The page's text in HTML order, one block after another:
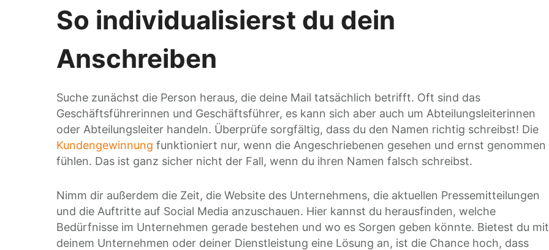
So individualisierst du dein
Anschreiben
Suche zunächst die Person heraus, die deine Mail tatsächlich betrifft. Oft sind das
Geschäftsführerinnen und Geschäftsführer, es kann sich aber auch um Abteilungsleiterinnen
oder Abteilungsleiter handeln. Überprüfe sorgfältig, dass du den Namen richtig schreibst! Die
Kundengewinnung funktioniert nur, wenn die Angeschriebenen gesehen und ernst genommen
fühlen. Das ist ganz sicher nicht der Fall, wenn du ihren Namen falsch schreibst.
Nimm dir außerdem die Zeit, die Website des Unternehmens, die aktuellen Pressemitteilungen
und die Auftritte auf Social Media anzuschauen. Hier kannst du herausfinden, welche
Bedürfnisse im Unternehmen gerade bestehen und wo es Sorgen geben könnte. Bietest du mit
deinem Unternehmen oder deiner Dienstleistung eine Lösung an, ist die Chance hoch, dass